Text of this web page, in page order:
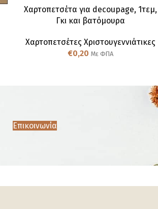
Χαρτοπετσέτα για decoupage, 1τεμ,
Γκι και βατόμουρα
Χαρτοπετσέτες Χριστουγεννιάτικες
€0,20 Με ΦΠΑ
Επικοινωνία